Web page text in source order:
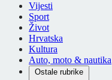
Vijesti
Sport
Život
Hrvatska
Kultura
Auto, moto & nautika
Ostale rubrike